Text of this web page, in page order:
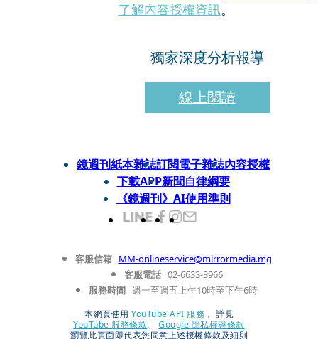
了解內容授權資訊。
獨家深度分析報導
線上閱讀
鏡週刊紙本雜誌訂閱電子雜誌內容授權
下載APP新聞自律綱要
《鏡週刊》AI使用準則
客服信箱 MM-onlineservice@mirrormedia.mg
客服電話 02-6633-3966
服務時間 週一至週五上午10時至下午6時
本網頁使用 YouTube API 服務 ， 詳見
YouTube 服務條款、
Google 隱私權與條款
瀏覽此頁面即代表您同意上述授權條款及細則